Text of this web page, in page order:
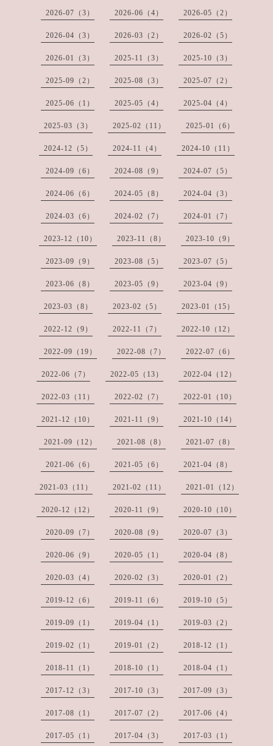
2026-07（3） 2026-06（4） 2026-05（2）
2026-04（3） 2026-03（2） 2026-02（5）
2026-01（3） 2025-11（3） 2025-10（3）
2025-09（2） 2025-08（3） 2025-07（2）
2025-06（1） 2025-05（4） 2025-04（4）
2025-03（3） 2025-02（11） 2025-01（6）
2024-12（5） 2024-11（4） 2024-10（11）
2024-09（6） 2024-08（9） 2024-07（5）
2024-06（6） 2024-05（8） 2024-04（3）
2024-03（6） 2024-02（7） 2024-01（7）
2023-12（10） 2023-11（8） 2023-10（9）
2023-09（9） 2023-08（5） 2023-07（5）
2023-06（8） 2023-05（9） 2023-04（9）
2023-03（8） 2023-02（5） 2023-01（15）
2022-12（9） 2022-11（7） 2022-10（12）
2022-09（19） 2022-08（7） 2022-07（6）
2022-06（7） 2022-05（13） 2022-04（12）
2022-03（11） 2022-02（7） 2022-01（10）
2021-12（10） 2021-11（9） 2021-10（14）
2021-09（12） 2021-08（8） 2021-07（8）
2021-06（6） 2021-05（6） 2021-04（8）
2021-03（11） 2021-02（11） 2021-01（12）
2020-12（12） 2020-11（9） 2020-10（10）
2020-09（7） 2020-08（9） 2020-07（3）
2020-06（9） 2020-05（1） 2020-04（8）
2020-03（4） 2020-02（3） 2020-01（2）
2019-12（6） 2019-11（6） 2019-10（5）
2019-09（1） 2019-04（1） 2019-03（2）
2019-02（1） 2019-01（2） 2018-12（1）
2018-11（1） 2018-10（1） 2018-04（1）
2017-12（3） 2017-10（3） 2017-09（3）
2017-08（1） 2017-07（2） 2017-06（4）
2017-05（1） 2017-04（3） 2017-03（1）